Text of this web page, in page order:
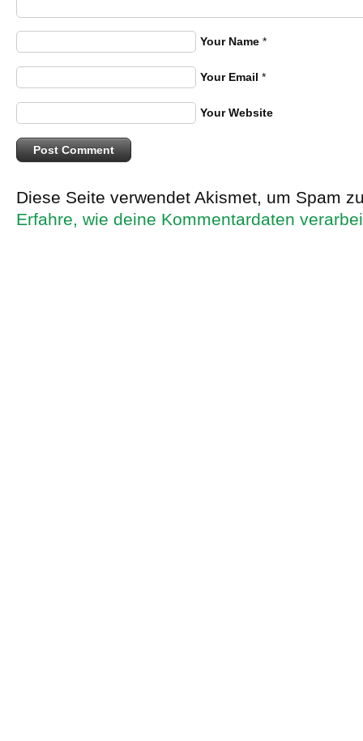
Your Name *
Your Email *
Your Website
Diese Seite verwendet Akismet, um Spam
Erfahre, wie deine Kommentardaten